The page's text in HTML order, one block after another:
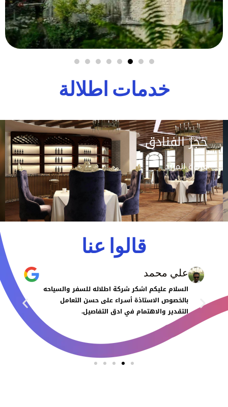
خدمات اطلالة
حجز الفنادق
قراءة المزيد
قالوا عنا
علي محمد
السلام عليكم اشكر شركة اطلاله للسفر والسياحه
بالخصوص الاستاذة أسـراء على حسن التعامل
التقدير والاهتمام في ادق التفاصيل.